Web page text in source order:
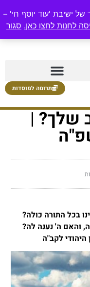
ישיבת 'עוד יוסף חי' –
לחנות לחצו כאן. סגור
תרומה למוסדות
שלך? |
בכל התורה כולה?
והאם ה' נענה לה?
לקב"ה